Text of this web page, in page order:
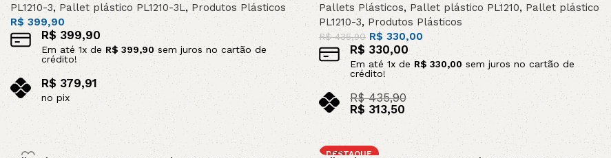
PL1210-3,Pallet plástico PL1210-3L, Produtos Plásticos
R$ 399,90
R$399,90
Em até1x deR$ 399,90sem juros no cartão de
crédito!
R$ 379,91
no pix
Adicionar ao carrinho
Pallets Plásticos,Pallet plástico PL1210, Pallet plástico
PL1210-3,Produtos Plásticos
R$435,90 R$330,00
R$ 330,00
Em até 1x de R$330,00sem juros no cartão de
crédito!
R$435,90
R$313,50
no pix
Adicionar ao carrinho
DESTAQUE